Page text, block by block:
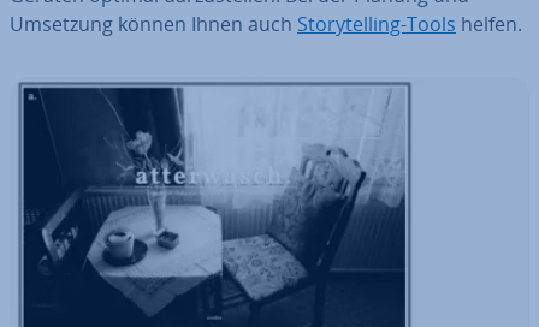
Umsetzung können Ihnen auch Sto­rytel­ling-Tools helfen.